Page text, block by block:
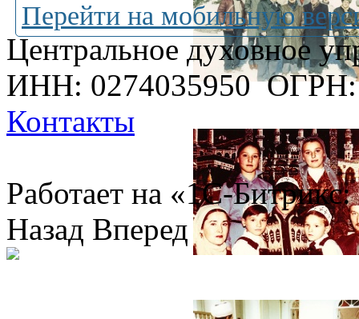
Перейти на мобильную
Центральное духовное
ИНН: 0274035950ОГРН:
Контакты
Работает на «1С-
Назад Вперед